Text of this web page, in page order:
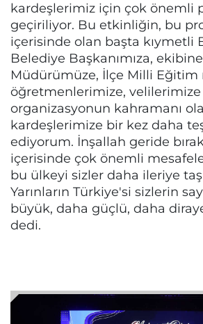
kardeşlerimiz için çok önemli
geçiriliyor. Bu etkinliğin, bu
içerisinde olan başta kıymetli
Belediye Başkanımıza,
Müdürümüze, İlçe Milli
öğretmenlerimize,
organizasyonun kahramanı
kardeşlerimize bir kez daha
ediyorum. İnşallah geride
içerisinde çok önemli
bu ülkeyi sizler daha ileriye
Yarınların Türkiye'si sizlerin
büyük, daha güçlü, daha
dedi.